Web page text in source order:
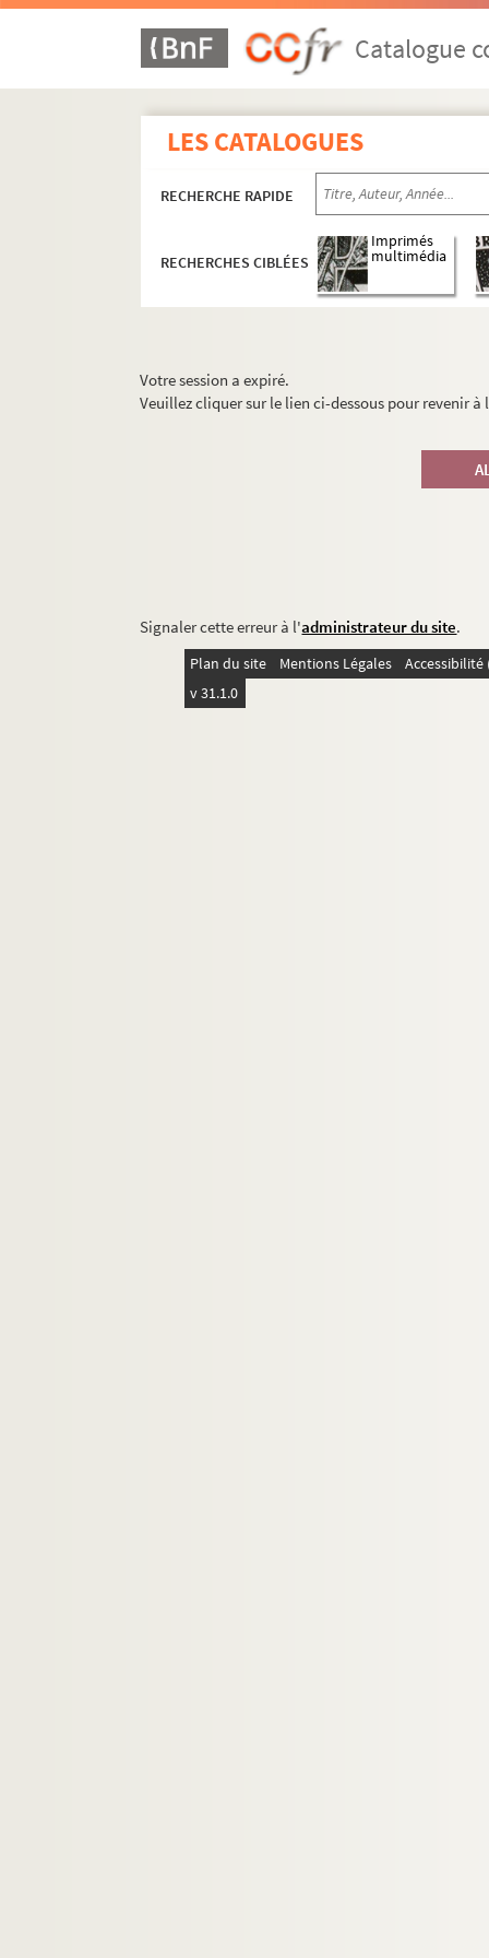
Catalogue
LES CATALOGUES
RECHERCHE RAPIDE
RECHERCHES CIBLÉES
Imprimés
multimédia
Votre session a expiré.
Veuillez cliquer sur le lien ci-dessous pour revenir
Signaler cette erreur à l'administrateur du site.
Plan du site Mentions Légales
v 31.1.0